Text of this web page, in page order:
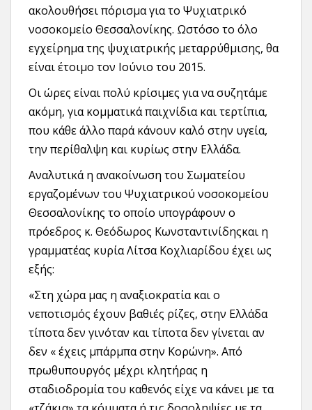
ακολουθήσει πόρισμα για το Ψυχιατρικό
νοσοκομείο Θεσσαλονίκης. Ωστόσο το όλο
εγχείρημα της ψυχιατρικής μεταρρύθμισης, θα
είναι έτοιμο τον Ιούνιο του 2015.
Οι ώρες είναι πολύ κρίσιμες για να συζητάμε
ακόμη, για κομματικά παιχνίδια και τερτίπια,
που κάθε άλλο παρά κάνουν καλό στην υγεία,
την περίθαλψη και κυρίως στην Ελλάδα.
Αναλυτικά η ανακοίνωση του Σωματείου
εργαζομένων του Ψυχιατρικού νοσοκομείου
Θεσσαλονίκης το οποίο υπογράφουν ο
πρόεδρος κ. Θεόδωρος Κωνσταντινίδηςκαι η
γραμματέας κυρία Λίτσα Κοχλιαρίδου έχει ως
εξής:
«Στη χώρα μας η αναξιοκρατία και ο
νεποτισμός έχουν βαθιές ρίζες, στην Ελλάδα
τίποτα δεν γινόταν και τίποτα δεν γίνεται αν
δεν « έχεις μπάρμπα στην Κορώνη». Από
πρωθυπουργός μέχρι κλητήρας η
σταδιοδρομία του καθενός είχε να κάνει με τα